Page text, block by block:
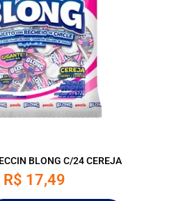
BLONG C/24 CEREJA
R$ 17,49